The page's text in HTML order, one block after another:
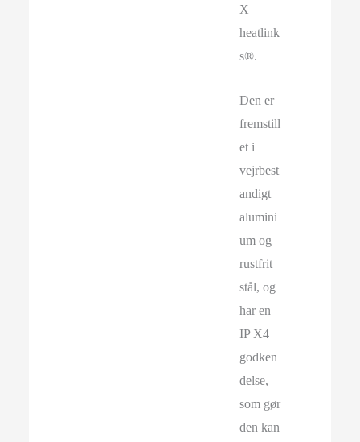
X
heatlink
s®.
Den er
fremstill
et i
vejrbest
andigt
alumini
um og
rustfrit
stål, og
har en
IP X4
godken
delse,
som gør
den kan